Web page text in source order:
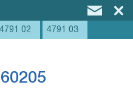
4791 02 4791 03